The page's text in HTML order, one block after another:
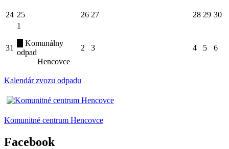
24 25 26 27 28 29 30
31
1
Komunálny
odpad
Hencovce
2 3 4 5 6
Kalendár zvozu odpadu
Komunitné centrum Hencovce
Facebook